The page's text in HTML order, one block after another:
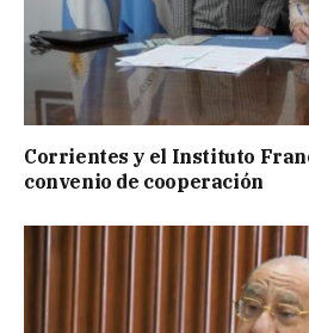
Corrientes y el Instituto
convenio de cooperación